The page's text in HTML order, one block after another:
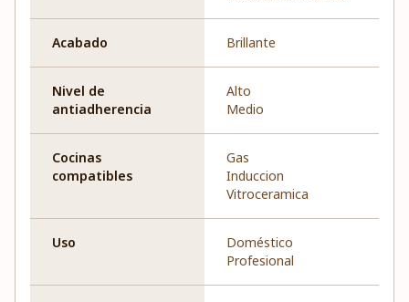
Acabado Brillante
Nivel de
antiadherencia
Alto
Medio
Cocinas
compatibles
Gas
Induccion
Vitroceramica
Uso
Doméstico
Profesional